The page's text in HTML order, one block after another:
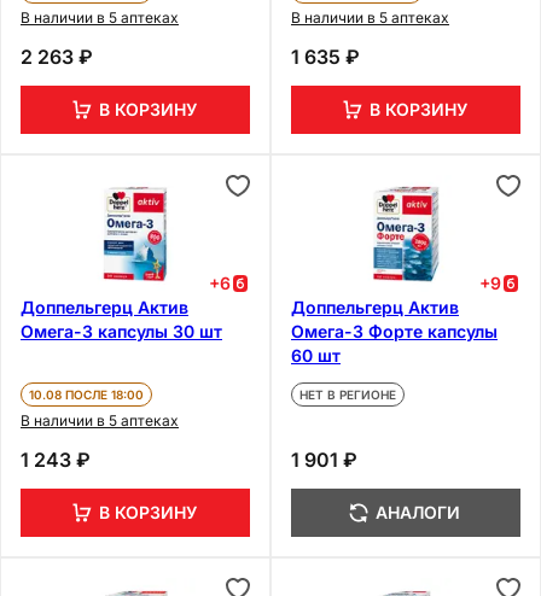
В наличии в 5 аптеках
2 263 ₽
В КОРЗИНУ
В наличии в 5 аптеках
1 635 ₽
В КОРЗИНУ
+6
Доппельгерц Актив
Омега-3 капсулы 30 шт
10.08 ПОСЛЕ 18:00
В наличии в 5 аптеках
1 243 ₽
В КОРЗИНУ
+9
Доппельгерц Актив
Омега-3 Форте капсулы
60 шт
НЕТ В РЕГИОНЕ
1 901 ₽
АНАЛОГИ